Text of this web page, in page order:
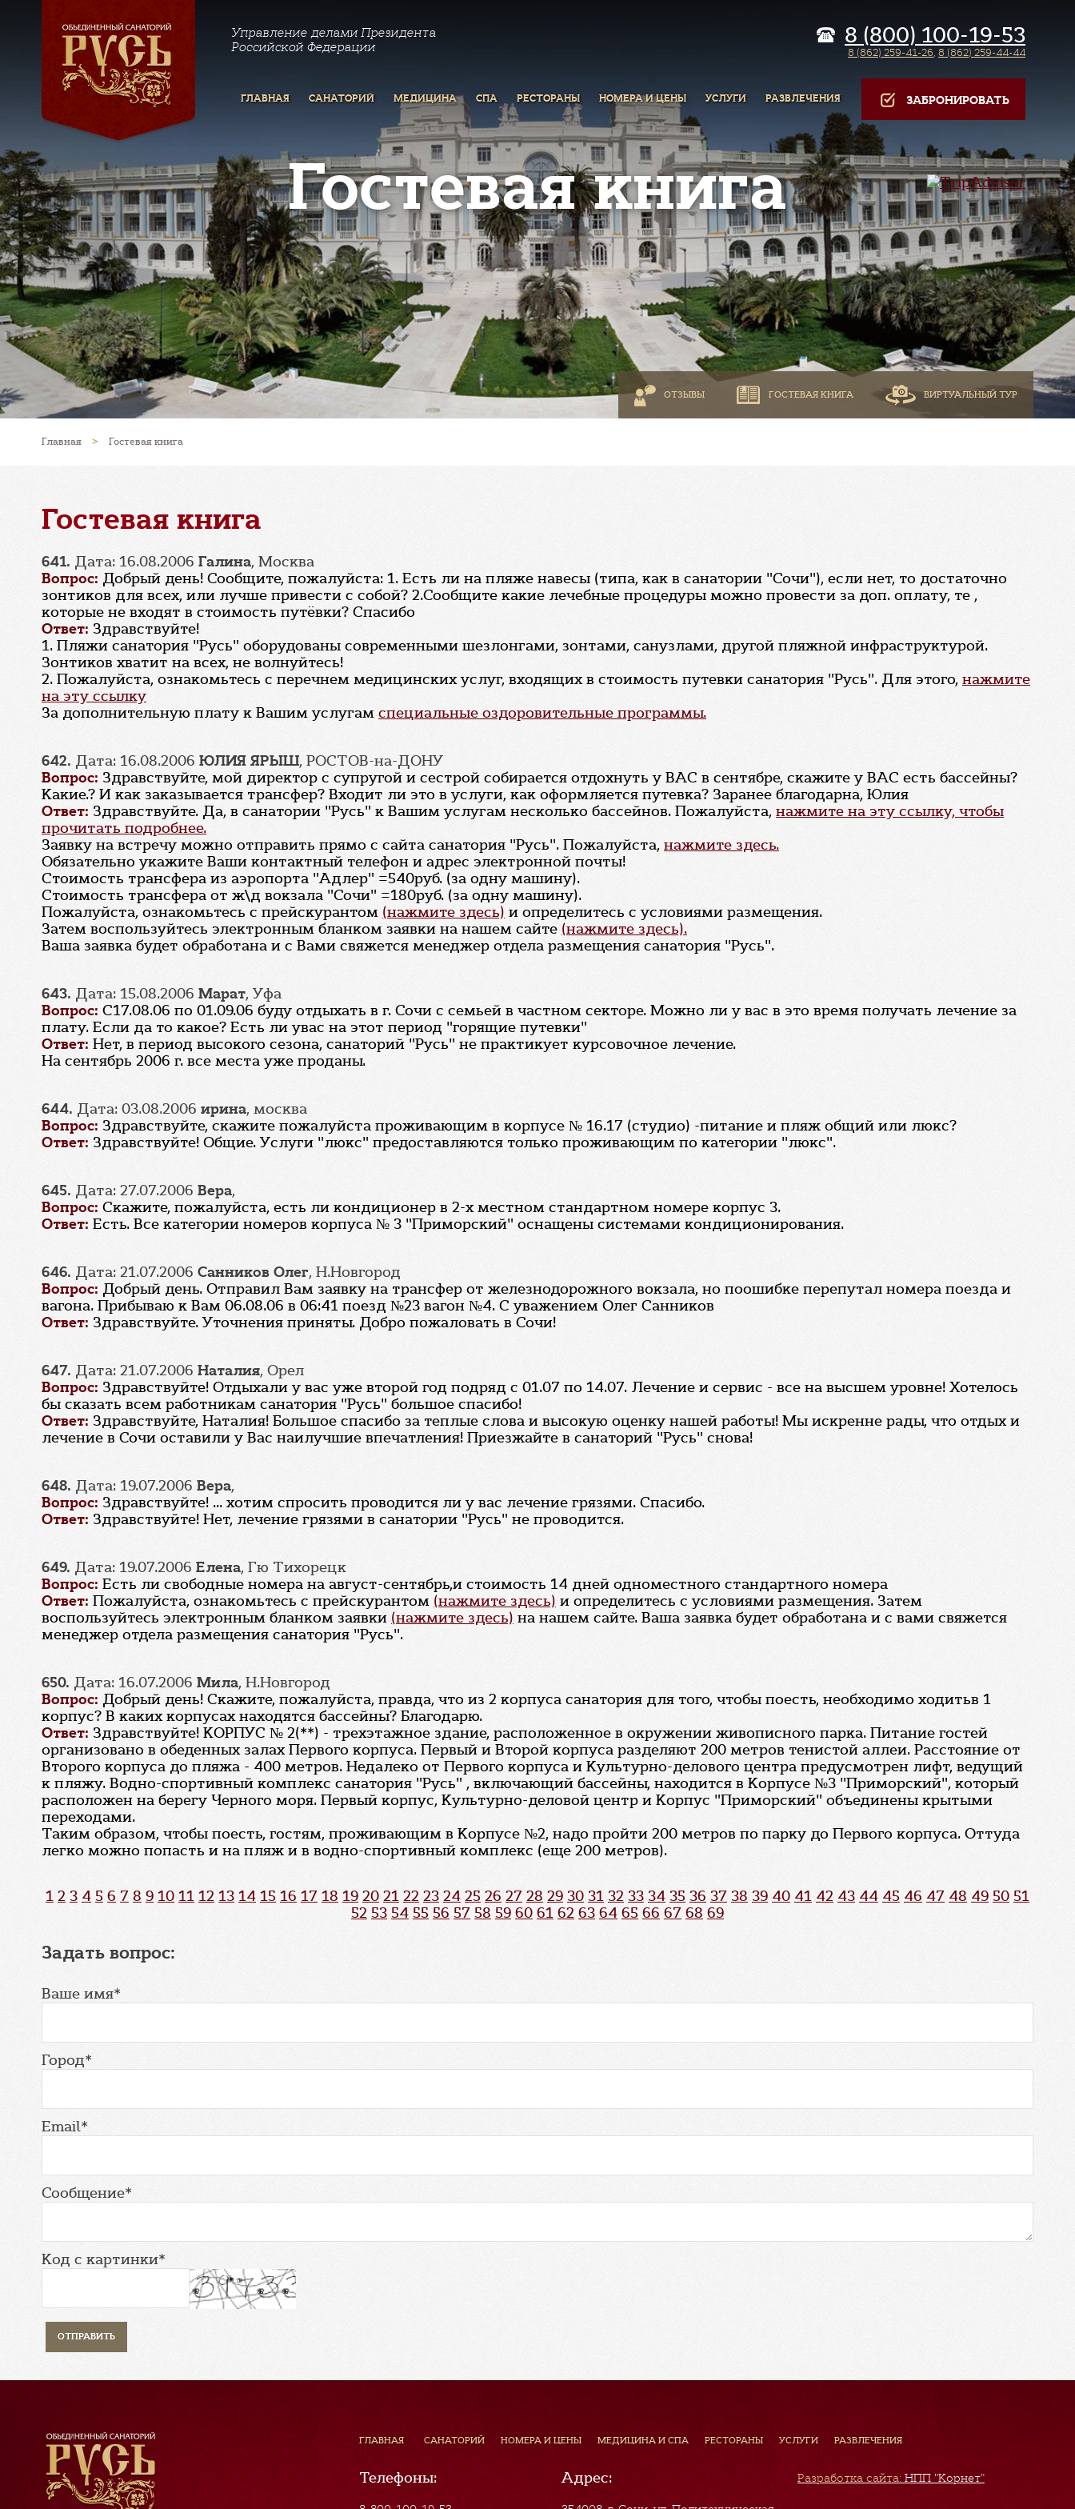
Управление делами Президента
Российской Федерации
8 (800) 100-19-53
8 (862) 259-41-26, 8 (862) 259-44-44
ГЛАВНАЯ САНАТОРИЙ МЕДИЦИНА СПА РЕСТОРАНЫ НОМЕРА И ЦЕНЫ УСЛУГИ РАЗВЛЕЧЕНИЯ ЗАБРОНИРОВАТЬ
Гостевая книга
ОТЗЫВЫ ГОСТЕВАЯ КНИГА ВИРТУАЛЬНЫЙ ТУР
Главная > Гостевая книга
Гостевая книга
641. Дата: 16.08.2006 Галина, Москва
Вопрос: Добрый день! Сообщите, пожалуйста: 1. Есть ли на пляже навесы (типа, как в санатории "Сочи"), если нет, то достаточно
зонтиков для всех, или лучше привести с собой? 2.Сообщите какие лечебные процедуры можно провести за доп. оплату, те ,
которые не входят в стоимость путёвки? Спасибо
Ответ: Здравствуйте!
1. Пляжи санатория "Русь" оборудованы современными шезлонгами, зонтами, санузлами, другой пляжной инфраструктурой.
Зонтиков хватит на всех, не волнуйтесь!
2. Пожалуйста, ознакомьтесь с перечнем медицинских услуг, входящих в стоимость путевки санатория "Русь". Для этого, нажмите
на эту ссылку
За дополнительную плату к Вашим услугам специальные оздоровительные программы.
642. Дата: 16.08.2006 ЮЛИЯ ЯРЫШ, РОСТОВ-на-ДОНУ
Вопрос: Здравствуйте, мой директор с супругой и сестрой собирается отдохнуть у ВАС в сентябре, скажите у ВАС есть бассейны?
Какие.? И как заказывается трансфер? Входит ли это в услуги, как оформляется путевка? Заранее благодарна, Юлия
Ответ: Здравствуйте. Да, в санатории "Русь" к Вашим услугам несколько бассейнов. Пожалуйста, нажмите на эту ссылку, чтобы
прочитать подробнее.
Заявку на встречу можно отправить прямо с сайта санатория "Русь". Пожалуйста, нажмите здесь.
Обязательно укажите Ваши контактный телефон и адрес электронной почты!
Стоимость трансфера из аэропорта "Адлер" =540руб. (за одну машину).
Стоимость трансфера от ж\д вокзала "Сочи" =180руб. (за одну машину).
Пожалуйста, ознакомьтесь с прейскурантом (нажмите здесь) и определитесь с условиями размещения.
Затем воспользуйтесь электронным бланком заявки на нашем сайте (нажмите здесь).
Ваша заявка будет обработана и с Вами свяжется менеджер отдела размещения санатория "Русь".
643. Дата: 15.08.2006 Марат, Уфа
Вопрос: С17.08.06 по 01.09.06 буду отдыхать в г. Сочи с семьей в частном секторе. Можно ли у вас в это время получать лечение за
плату. Если да то какое? Есть ли увас на этот период "горящие путевки"
Ответ: Нет, в период высокого сезона, санаторий "Русь" не практикует курсовочное лечение.
На сентябрь 2006 г. все места уже проданы.
644. Дата: 03.08.2006 ирина, москва
Вопрос: Здравствуйте, скажите пожалуйста проживающим в корпусе № 16.17 (студио) -питание и пляж общий или люкс?
Ответ: Здравствуйте! Общие. Услуги "люкс" предоставляются только проживающим по категории "люкс".
645. Дата: 27.07.2006 Вера,
Вопрос: Скажите, пожалуйста, есть ли кондиционер в 2-х местном стандартном номере корпус 3.
Ответ: Есть. Все категории номеров корпуса № 3 "Приморский" оснащены системами кондиционирования.
646. Дата: 21.07.2006 Санников Олег, Н.Новгород
Вопрос: Добрый день. Отправил Вам заявку на трансфер от железнодорожного вокзала, но поошибке перепутал номера поезда и
вагона. Прибываю к Вам 06.08.06 в 06:41 поезд №23 вагон №4. С уважением Олег Санников
Ответ: Здравствуйте. Уточнения приняты. Добро пожаловать в Сочи!
647. Дата: 21.07.2006 Наталия, Орел
Вопрос: Здравствуйте! Отдыхали у вас уже второй год подряд с 01.07 по 14.07. Лечение и сервис - все на высшем уровне! Хотелось
бы сказать всем работникам санатория "Русь" большое спасибо!
Ответ: Здравствуйте, Наталия! Большое спасибо за теплые слова и высокую оценку нашей работы! Мы искренне рады, что отдых и
лечение в Сочи оставили у Вас наилучшие впечатления! Приезжайте в санаторий "Русь" снова!
648. Дата: 19.07.2006 Вера,
Вопрос: Здравствуйте! ... хотим спросить проводится ли у вас лечение грязями. Спасибо.
Ответ: Здравствуйте! Нет, лечение грязями в санатории "Русь" не проводится.
649. Дата: 19.07.2006 Елена, Гю Тихорецк
Вопрос: Есть ли свободные номера на август-сентябрь,и стоимость 14 дней одноместного стандартного номера
Ответ: Пожалуйста, ознакомьтесь с прейскурантом (нажмите здесь) и определитесь с условиями размещения. Затем
воспользуйтесь электронным бланком заявки (нажмите здесь) на нашем сайте. Ваша заявка будет обработана и с вами свяжется
менеджер отдела размещения санатория "Русь".
650. Дата: 16.07.2006 Мила, Н.Новгород
Вопрос: Добрый день! Скажите, пожалуйста, правда, что из 2 корпуса санатория для того, чтобы поесть, необходимо ходитьв 1
корпус? В каких корпусах находятся бассейны? Благодарю.
Ответ: Здравствуйте! КОРПУС № 2(**) - трехэтажное здание, расположенное в окружении живописного парка. Питание гостей
организовано в обеденных залах Первого корпуса. Первый и Второй корпуса разделяют 200 метров тенистой аллеи. Расстояние от
Второго корпуса до пляжа - 400 метров. Недалеко от Первого корпуса и Культурно-делового центра предусмотрен лифт, ведущий
к пляжу. Водно-спортивный комплекс санатория "Русь" , включающий бассейны, находится в Корпусе №3 "Приморский", который
расположен на берегу Черного моря. Первый корпус, Культурно-деловой центр и Корпус "Приморский" объединены крытыми
переходами.
Таким образом, чтобы поесть, гостям, проживающим в Корпусе №2, надо пройти 200 метров по парку до Первого корпуса. Оттуда
легко можно попасть и на пляж и в водно-спортивный комплекс (еще 200 метров).
1 2 3 4 5 6 7 8 9 10 11 12 13 14 15 16 17 18 19 20 21 22 23 24 25 26 27 28 29 30 31 32 33 34 35 36 37 38 39 40 41 42 43 44 45 46 47 48 49 50 51
52 53 54 55 56 57 58 59 60 61 62 63 64 65 66 67 68 69
Задать вопрос:
Ваше имя*
Город*
Email*
Сообщение*
Код с картинки*
ГЛАВНАЯ САНАТОРИЙ НОМЕРА И ЦЕНЫ МЕДИЦИНА И СПА РЕСТОРАНЫ УСЛУГИ РАЗВЛЕЧЕНИЯ
Телефоны: Адрес: Разработка сайта: НПП "Корнет"